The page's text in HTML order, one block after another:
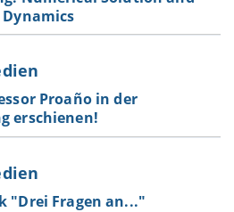
Proaño in der
erschienen!
"Drei Fragen an..."